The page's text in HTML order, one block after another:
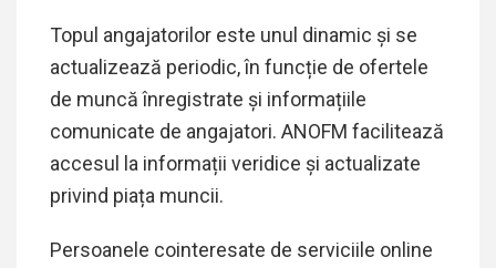
Topul angajatorilor este unul dinamic și se
actualizează periodic, în funcție de ofertele
de muncă înregistrate și informațiile
comunicate de angajatori. ANOFM facilitează
accesul la informații veridice și actualizate
privind piața muncii.
Persoanele cointeresate de serviciile online